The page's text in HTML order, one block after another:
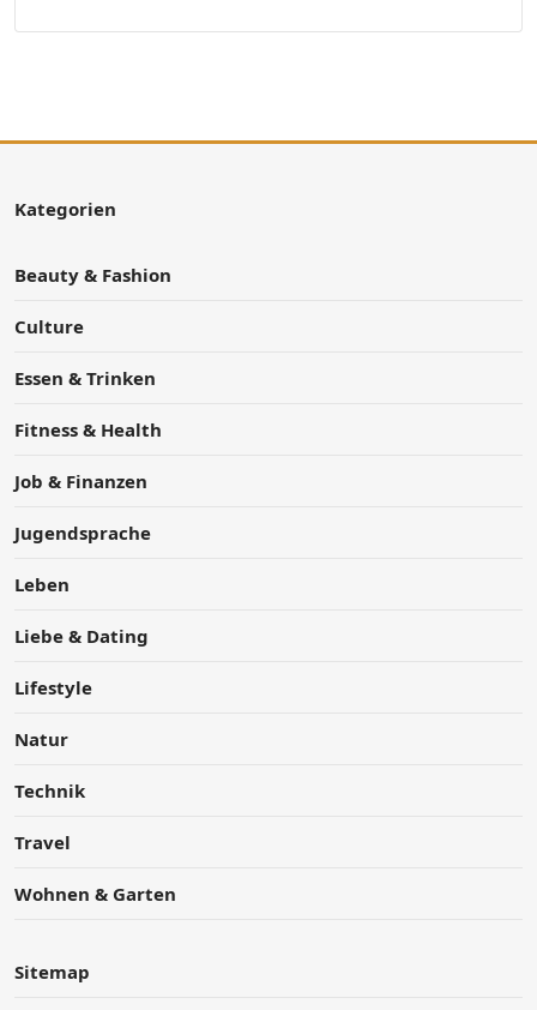
Kategorien
Beauty & Fashion
Culture
Essen & Trinken
Fitness & Health
Job & Finanzen
Jugendsprache
Leben
Liebe & Dating
Lifestyle
Natur
Technik
Travel
Wohnen & Garten
Sitemap